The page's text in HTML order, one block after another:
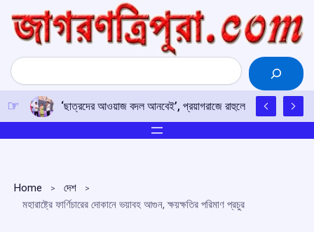
content
Search
‘ছাত্রদের আওয়াজ বদল আনবেই’, প্রয়াগরাজে রাহুলের হুঙ্কার
Home
দেশ
মহারাষ্ট্রে ফার্ণিচারের দোকানে ভয়াবহ আগুন, ক্ষয়ক্ষতির পরিমাণ প্রচুর